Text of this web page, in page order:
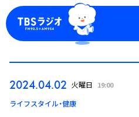
ログイン
2024.04.02 火曜日 19:00
ライフスタイル・健康